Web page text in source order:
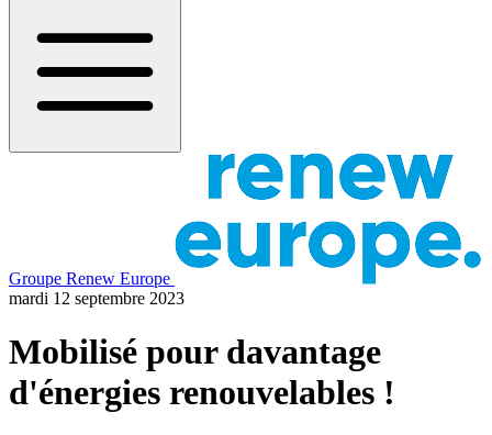
Groupe Renew Europe
mardi 12 septembre 2023
Mobilisé pour davantage
d'énergies renouvelables !